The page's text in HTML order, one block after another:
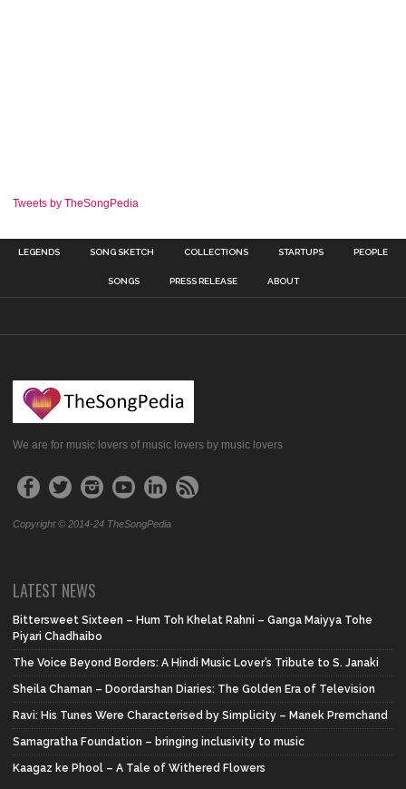
Tweets by TheSongPedia
LEGENDS SONG SKETCH COLLECTIONS STARTUPS PEOPLE
SONGS PRESS RELEASE ABOUT
We are for music lovers of music lovers by music lovers
Copyright © 2014-24 TheSongPedia
LATEST NEWS
Bittersweet Sixteen – Hum Toh Khelat Rahni – Ganga Maiyya Tohe
Piyari Chadhaibo
The Voice Beyond Borders: A Hindi Music Lover’s Tribute to S. Janaki
Sheila Chaman – Doordarshan Diaries: The Golden Era of Television
Ravi: His Tunes Were Characterised by Simplicity – Manek Premchand
Samagratha Foundation – bringing inclusivity to music
Kaagaz ke Phool – A Tale of Withered Flowers